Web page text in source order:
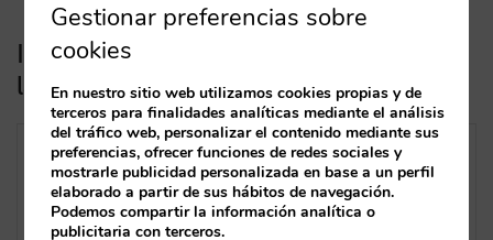
Indicadores para potenciar tu
lastminute en Semana Santa
Gestionar preferencias sobre
cookies
En nuestro sitio web utilizamos cookies propias y de
terceros para finalidades analíticas mediante el análisis
del tráfico web, personalizar el contenido mediante sus
preferencias, ofrecer funciones de redes sociales y
mostrarle publicidad personalizada en base a un perfil
elaborado a partir de sus hábitos de navegación.
Podemos compartir la información analítica o
publicitaria con terceros.